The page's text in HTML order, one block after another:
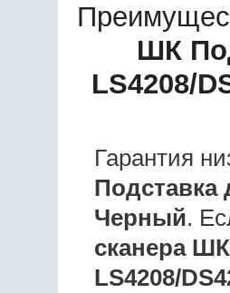
ШК
LS4208/
Гарантия
Подставка
Черный.
сканера
LS4208/